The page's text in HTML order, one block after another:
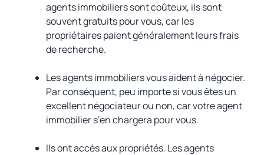
agents immobiliers sont coûteux, ils sont
souvent gratuits pour vous, car les
propriétaires paient généralement leurs frais
de recherche.
Les agents immobiliers vous aident à négocier.
Par conséquent, peu importe si vous êtes un
excellent négociateur ou non, car votre agent
immobilier s’en chargera pour vous.
Ils ont accès aux propriétés. Les agents